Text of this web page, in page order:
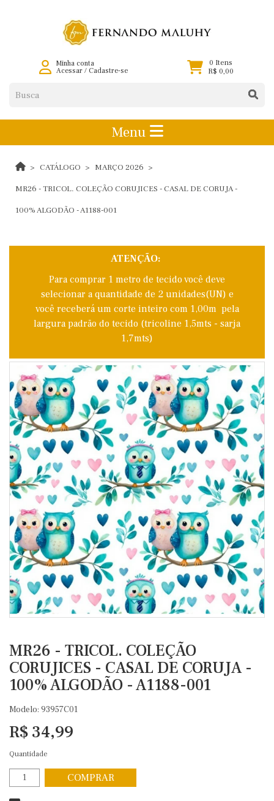
Minha conta
Acessar/ Cadastre-se
0 Itens
R$ 0,00
Menu
CATÁLOGO MARÇO 2026
MR26 - TRICOL. COLEÇÃO CORUJICES - CASAL DE CORUJA -
100% ALGODÃO - A1188-001
ATENÇÃO:
Para comprar 1 metro de tecido você deve
selecionar a quantidade de 2 unidades(UN) e
você receberá um corte inteiro com 1,00m pela
largura padrão do tecido (tricoline 1,5mts - sarja
1,7mts)
MR26 - TRICOL. COLEÇÃO
CORUJICES - CASAL DE CORUJA -
100% ALGODÃO - A1188-001
Modelo: 93957C01
R$ 34,99
Quantidade
COMPRAR